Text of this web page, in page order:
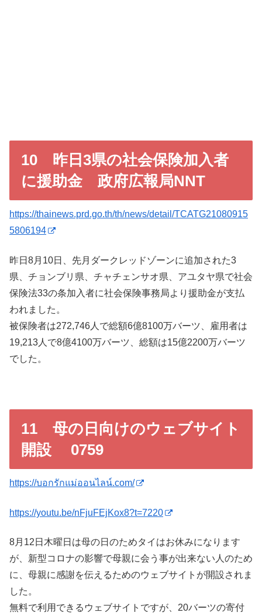
10 昨日3県の社会保険加入者
に援助金 政府広報局NNT
https://thainews.prd.go.th/th/news/detail/TCATG21080915
5806194
昨日8月10日、先月ダークレッドゾーンに追加された3
県、チョンブリ県、チャチェンサオ県、アユタヤ県で社会
保険法33の条加入者に社会保険事務局より援助金が支払
われました。
被保険者は272,746人で総額6億8100万バーツ、雇用者は
19,213人で8億4100万バーツ、総額は15億2200万バーツ
でした。
11 母の日向けのウェブサイト
開設 0759
https://บอกรักแม่ออนไลน์.com/
https://youtu.be/nFjuFEjKox8?t=7220
8月12日木曜日は母の日のためタイはお休みになります
が、新型コロナの影響で母親に会う事が出来ない人のため
に、母親に感謝を伝えるためのウェブサイトが開設されま
した。
無料で利用できるウェブサイトですが、20バーツの寄付